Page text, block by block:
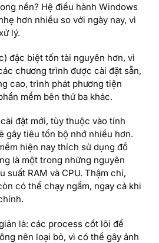
nền? Hệ điều hành Windows
hơn nhiều so với ngày nay, vì
lý.
đặc biệt tốn tài nguyên hơn, vì
chương trình được cài đặt sẵn,
cao, trình phát phương tiện
mềm bên thứ ba khác.
đặt mới, tùy thuộc vào tính
gây tiêu tốn bộ nhớ nhiều hơn.
hiện nay thích sử dụng đồ
là một trong những nguyên
suất RAM và CPU. Thậm chí,
có thể chạy ngầm, ngay cả khi
là: các process cốt lõi để
nên loại bỏ, vì có thể gây ảnh